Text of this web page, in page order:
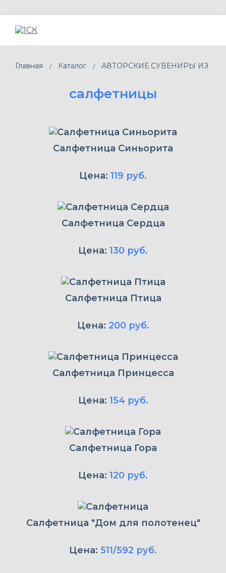
Главная Каталог АВТОРСКИЕ СУВЕНИРЫ ИЗ
салфетницы
Салфетница Синьорита
Цена: 119 руб.
Салфетница Сердца
Цена: 130 руб.
Салфетница Птица
Цена: 200 руб.
Салфетница Принцесса
Цена: 154 руб.
Салфетница Гора
Цена: 120 руб.
Салфетница "Дом для полотенец"
Цена: 511/592 руб.